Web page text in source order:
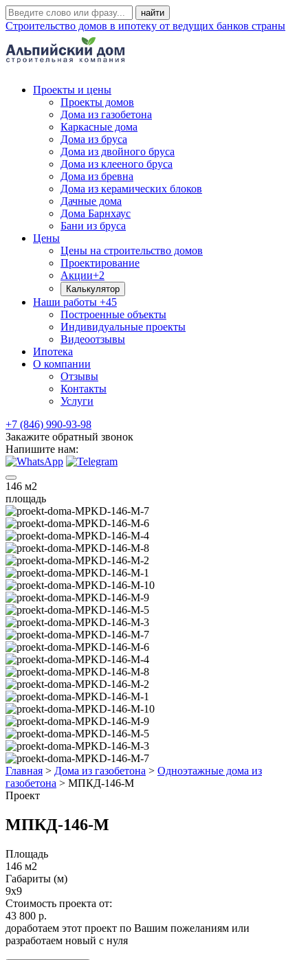
Строительство домов в ипотеку от ведущих банков страны
Проекты и цены
Проекты домов
Дома из газобетона
Каркасные дома
Дома из бруса
Дома из двойного бруса
Дома из клееного бруса
Дома из бревна
Дома из керамических блоков
Дачные дома
Дома Барнхаус
Бани из бруса
Цены
Цены на строительство домов
Проектирование
Акции+2
Калькулятор
Наши работы +45
Построенные объекты
Индивидуальные проекты
Видеоотзывы
Ипотека
О компании
Отзывы
Контакты
Услуги
+7 (846) 990-93-98
Закажите обратный звонок
Напишите нам:
146 м2
площадь
Главная > Дома из газобетона > Одноэтажные дома из
газобетона > МПКД-146-М
Проект
МПКД-146-М
Площадь
146 м2
Габариты (м)
9x9
Стоимость проекта от:
43 800 р.
доработаем этот проект по Вашим пожеланиям или
разработаем новый с нуля